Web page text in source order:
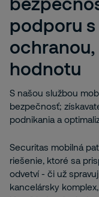
podporu
hodnotu
S našou službou
bezpečnosť;
podnikania a
Securitas mobilná
riešenie, ktoré sa
odvetví - či už
kancelársky